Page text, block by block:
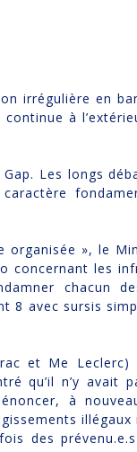
irrégulière en
à
Les longs
», le
concernant les
chacun
8 avec sursis
et Me Leclerc)
qu’il n’y avait
à
illégaux
des